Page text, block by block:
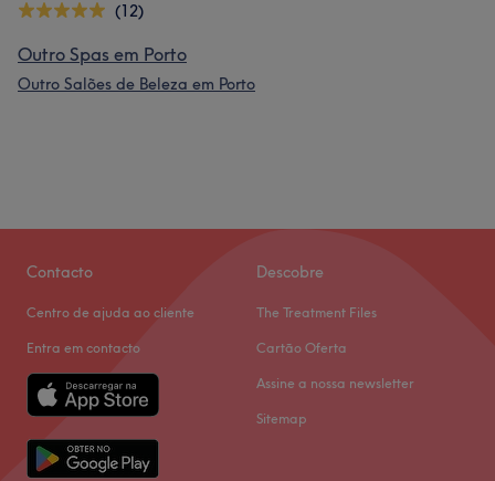
(12)
Outro Spas em Porto
Outro Salões de Beleza em Porto
Contacto
Centro de ajuda ao cliente
Entra em contacto
Descobre
The Treatment Files
Cartão Oferta
Assine a nossa newsletter
Sitemap